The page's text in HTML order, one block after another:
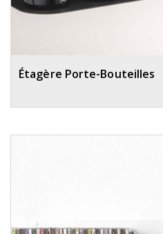
Étagère Porte-Bouteilles